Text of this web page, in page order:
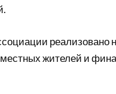
реализовано
жителей и